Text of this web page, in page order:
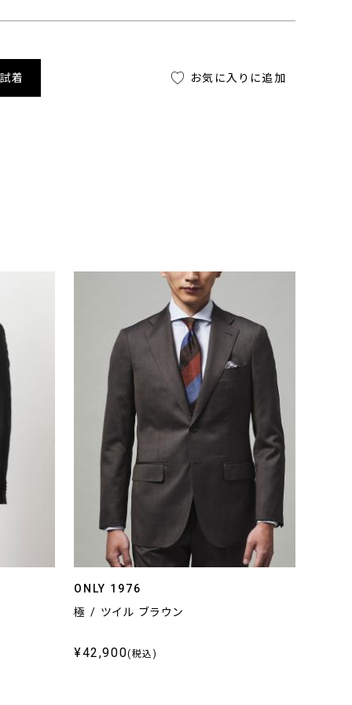
着 お気に入りに追加
ONLY 1976
極 / ツイル ブラウン
¥42,900(税込)